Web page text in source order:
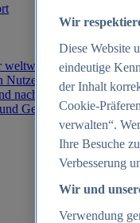
weltweit 2012-2025
weltweit 2025
nach Generationen 2025
Geschlecht in
Wir
Diese Website
eindeutige
der Inhalt
Cookie-
verwalten“.
Ihre Besuche
Verbesserung
Wir und
Verwendung